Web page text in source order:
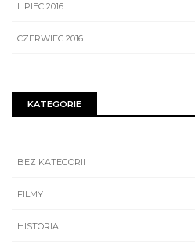
LIPIEC 2016
CZERWIEC 2016
KATEGORIE
BEZ KATEGORII
FILMY
HISTORIA